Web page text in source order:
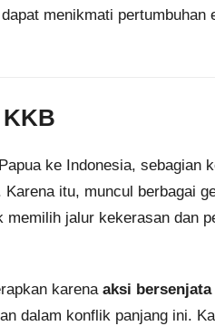
menikmati pertumbuhan
ke Indonesia, sebagian
itu, muncul berbagai
jalur kekerasan dan
karena aksi bersenjata
dalam konflik panjang ini.